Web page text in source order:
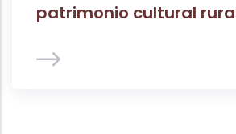
patrimonio cultural